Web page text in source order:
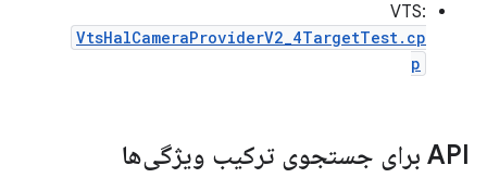
VTS:
VtsHalCameraProviderV2_4TargetTest.cp
p
API برای جستجوی ترکیب ویژگی‌ها